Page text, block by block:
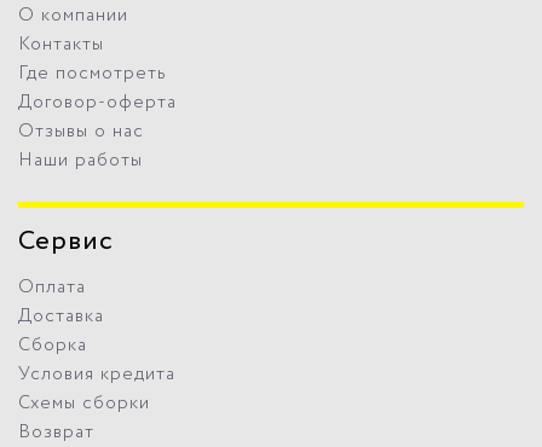
О компании
Контакты
Где посмотреть
Договор-оферта
Отзывы о нас
Наши работы
Сервис
Оплата
Доставка
Сборка
Условия кредита
Схемы сборки
Возврат